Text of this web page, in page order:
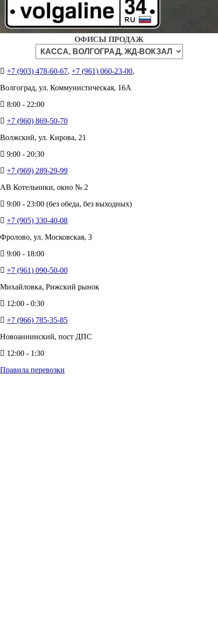
ОФИСЫ ПРОДАЖ
+7 (903) 478-60-67, +7 (961) 060-23-00,
Волгоград, ул. Коммунистическая, 16А
8:00 - 22:00
+7 (960) 869-50-70
Волжский, ул. Кирова, 21
9:00 - 20:30
+7 (969) 289-29-99
АВ Котельники, окно № 2
9:00 - 23:00 (без обеда, без выходных)
+7 (905) 330-40-08
Фролово, ул. Московская, 3
9:00 - 18:00
+7 (961) 090-50-00
Михайловка, Рижский рынок
12:00 - 0:30
+7 (966) 785-35-85
Новоаннинский, пост ДПС
12:00 - 1:30
Правила перевозки